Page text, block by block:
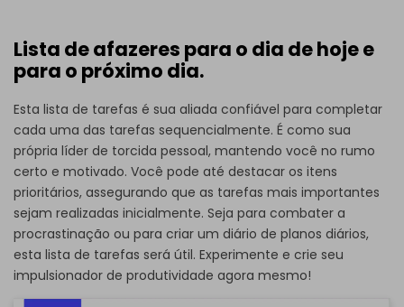
Lista de afazeres para o dia de hoje e
para o próximo dia.
Esta lista de tarefas é sua aliada confiável para completar
cada uma das tarefas sequencialmente. É como sua
própria líder de torcida pessoal, mantendo você no rumo
certo e motivado. Você pode até destacar os itens
prioritários, assegurando que as tarefas mais importantes
sejam realizadas inicialmente. Seja para combater a
procrastinação ou para criar um diário de planos diários,
esta lista de tarefas será útil. Experimente e crie seu
impulsionador de produtividade agora mesmo!